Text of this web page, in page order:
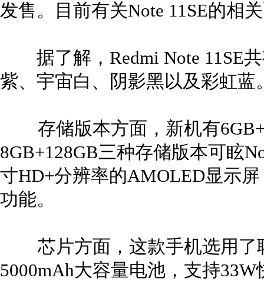
发售。目前有关Note 11SE的相
据了解，Redmi Note 11SE
紫、宇宙白、阴影黑以及彩虹蓝
存储版本方面，新机有
8GB+128GB三种存储版本可眩
寸HD+分辨率的AMOLED显示
功能。
芯片方面，这款手机选用了
5000mAh大容量电池，支持